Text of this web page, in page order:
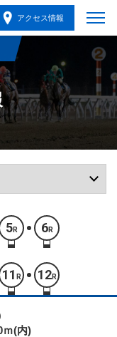
アクセス情報
5R 6R
11 R 12R
ｍ(内)